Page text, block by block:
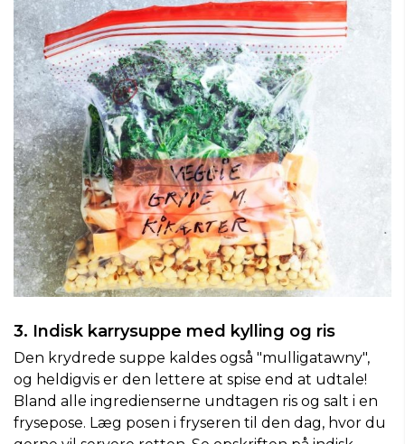
3. Indisk karrysuppe med kylling og ris
Den krydrede suppe kaldes også "mulligatawny",
og heldigvis er den lettere at spise end at udtale!
Bland alle ingredienserne undtagen ris og salt i en
frysepose. Læg posen i fryseren til den dag, hvor du